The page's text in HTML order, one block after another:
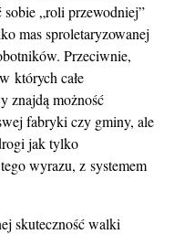
„roli przewodniej”
mas sproletaryzowanej
Przeciwnie,
których całe
znajdą możność
fabryki czy gminy, ale
jak tylko
wyrazu, z systemem
skuteczność walki